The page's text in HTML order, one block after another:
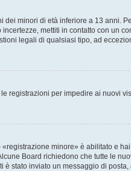
minori di età inferiore a 13 anni.
mettiti in contatto con un
legali di qualsiasi tipo, ad
registrazioni per impedire ai nuovi
minore» è abilitato e
Board richiedono che tutte le
è stato inviato un messaggio di